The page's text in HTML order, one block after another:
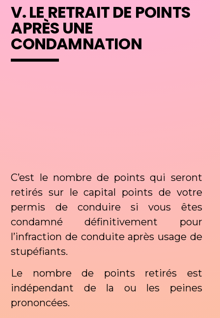
V. LE RETRAIT DE POINTS
APRÈS UNE
CONDAMNATION
C’est le nombre de points qui seront
retirés sur le capital points de votre
permis de conduire si vous êtes
condamné définitivement pour
l’infraction de conduite après usage de
stupéfiants.
Le nombre de points retirés est
indépendant de la ou les peines
prononcées.